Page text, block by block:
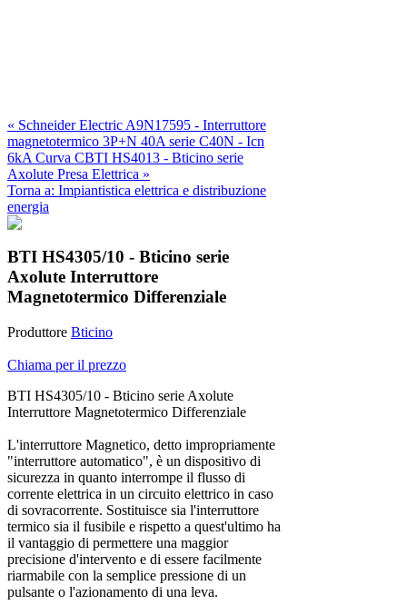
« Schneider Electric A9N17595 - Interruttore
magnetotermico 3P+N 40A serie C40N - Icn
6kA Curva CBTI HS4013 - Bticino serie
Axolute Presa Elettrica »
Torna a: Impiantistica elettrica e distribuzione
energia
BTI HS4305/10 - Bticino serie
Axolute Interruttore
Magnetotermico Differenziale
Produttore Bticino
Chiama per il prezzo
BTI HS4305/10 - Bticino serie Axolute
Interruttore Magnetotermico Differenziale
L'interruttore Magnetico, detto impropriamente
"interruttore automatico", è un dispositivo di
sicurezza in quanto interrompe il flusso di
corrente elettrica in un circuito elettrico in caso
di sovracorrente. Sostituisce sia l'interruttore
termico sia il fusibile e rispetto a quest'ultimo ha
il vantaggio di permettere una maggior
precisione d'intervento e di essere facilmente
riarmabile con la semplice pressione di un
pulsante o l'azionamento di una leva.